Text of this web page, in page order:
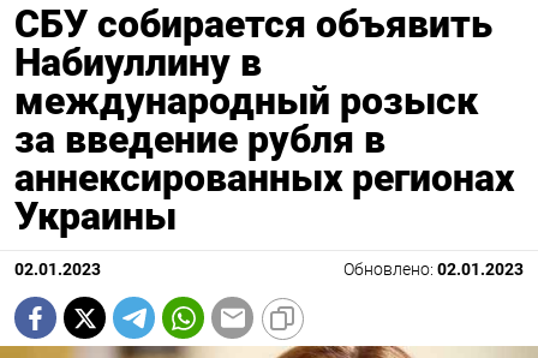
СБУ собирается объявить
Набиуллину в
международный розыск
за введение рубля в
аннексированных регионах
Украины
02.01.2023 Обновлено: 02.01.2023